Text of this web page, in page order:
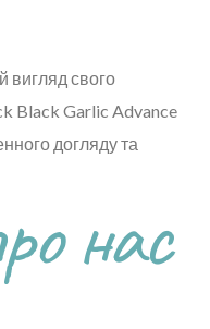
вигляд свого
Black Garlic Advance
догляду та
нас